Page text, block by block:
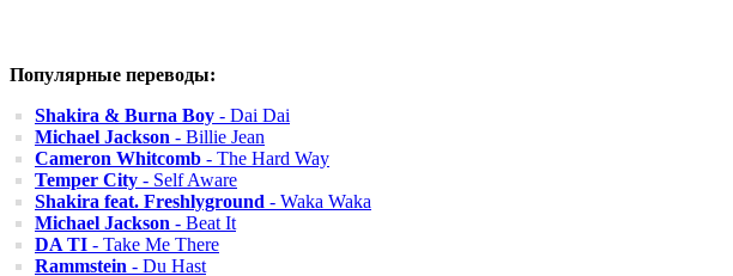
Популярные переводы:
Shakira & Burna Boy - Dai Dai
Michael Jackson - Billie Jean
Cameron Whitcomb - The Hard Way
Temper City - Self Aware
Shakira feat. Freshlyground - Waka Waka
Michael Jackson - Beat It
DA TI - Take Me There
Rammstein - Du Hast